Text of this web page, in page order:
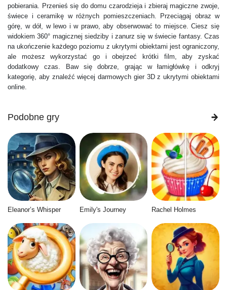
pobierania. Przenieś się do domu czarodzieja i zbieraj magiczne zwoje,
świece i ceramikę w różnych pomieszczeniach. Przeciągaj obraz w
górę, w dół, w lewo i w prawo, aby obserwować to miejsce. Ciesz się
widokiem 360° magicznej siedziby i zanurz się w świecie fantasy. Czas
na ukończenie każdego poziomu z ukrytymi obiektami jest ograniczony,
ale możesz wykorzystać go i obejrzeć krótki film, aby zyskać
dodatkowy czas. Baw się dobrze, grając w łamigłówkę i odkryj
kategorię, aby znaleźć więcej darmowych gier 3D z ukrytymi obiektami
online.
Podobne gry
Eleanor’s Whisper Emily's Journey Rachel Holmes